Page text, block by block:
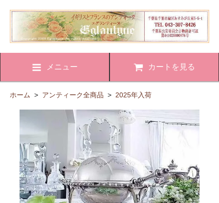
メニュー カートを見る
ホーム > アンティーク全商品 > 2025年入荷